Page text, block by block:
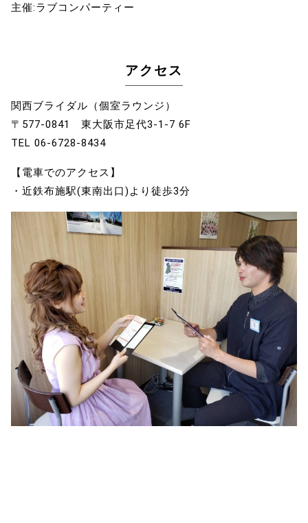
主催:ラブコンパーティー
アクセス
関西ブライダル（個室ラウンジ）
〒577‐0841 東大阪市足代3‐1‐7 6F
TEL 06-6728-8434
【電車でのアクセス】
・近鉄布施駅(東南出口)より徒歩3分